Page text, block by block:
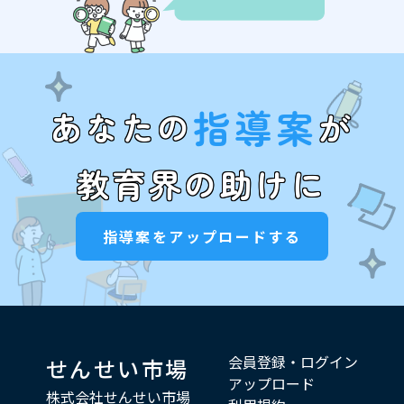
あなたの指導案が
教育界の助けに
指導案をアップロードする
せんせい市場
株式会社せんせい市場
会員登録・ログイン
アップロード